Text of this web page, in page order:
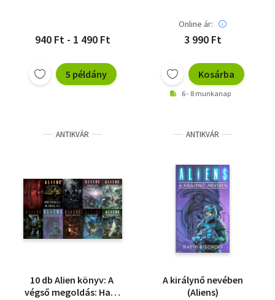
940 Ft - 1 490 Ft
5 példány
Online ár:
3 990 Ft
Kosárba
6 - 8 munkanap
ANTIKVÁR
10 db Alien könyv: A ​
végső megoldás: Halál
ANTIKVÁR
A királynő nevében
(Aliens)